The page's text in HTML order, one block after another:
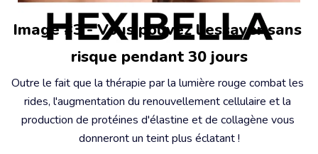
Image #3 - Vous pouvez l'essayer sans
risque pendant 30 jours
Outre le fait que la thérapie par la lumière rouge combat les
rides, l'augmentation du renouvellement cellulaire et la
production de protéines d'élastine et de collagène vous
donneront un teint plus éclatant !